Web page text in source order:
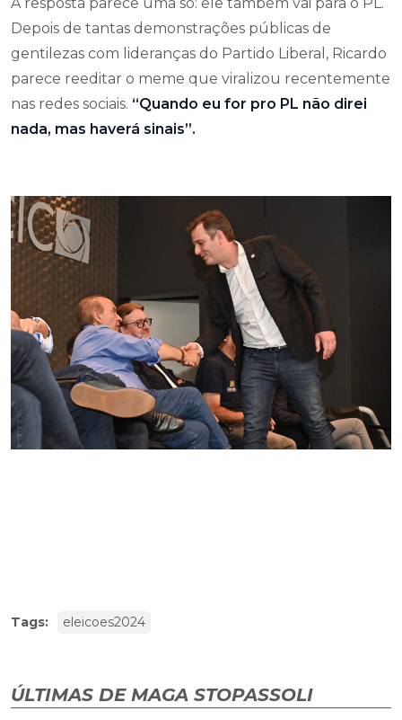
Depois de tantas demonstrações públicas de
gentilezas com lideranças do Partido Liberal, Ricardo
parece reeditar o meme que viralizou recentemente
nas redes sociais. “Quando eu for pro PL não direi
nada, mas haverá sinais”.
Tags: eleicoes2024
ÚLTIMAS DE MAGA STOPASSOLI